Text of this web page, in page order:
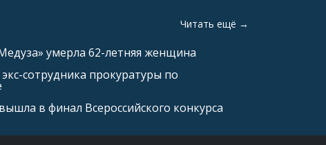
Читать ещё →
умерла 62-летняя женщина
сотрудника прокуратуры по
в финал Всероссийского конкурса